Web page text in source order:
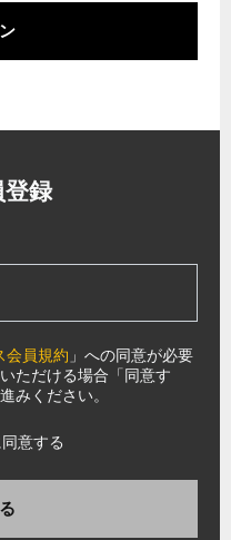
登録
会員規約 」への同意が必要
ただける場合「同意す
みください。
意する